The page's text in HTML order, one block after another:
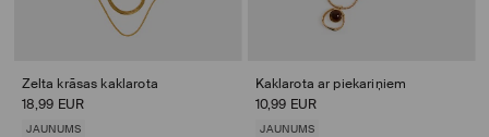
Zelta krāsas kaklarota
18,99 EUR
JAUNUMS
Kaklarota ar piekariņiem
10,99 EUR
JAUNUMS